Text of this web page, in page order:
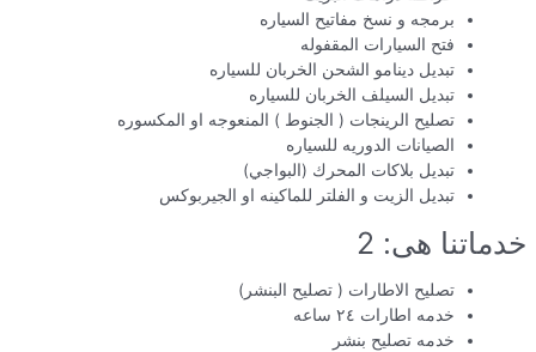
برمجه و نسخ مفاتيح السياره
فتح السيارات المقفوله
تبديل دينامو الشحن الخربان للسياره
تبديل السيلف الخربان للسياره
تصليح الرينجات ( الجنوط ) المنعوجه او المكسوره
الصيانات الدوريه للسياره
تبديل بلاكات المحرك (البواجي)
تبديل الزيت و الفلتر للماكينه او الجيربوكس
خدماتنا هى: 2
تصليح الاطارات ( تصليح البنشر)
خدمه اطارات ٢٤ ساعه
خدمه تصليح بنشر